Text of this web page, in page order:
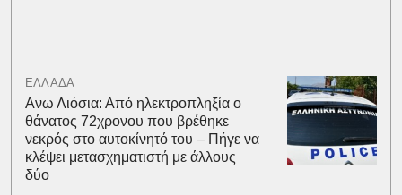
ΕΛΛΑΔΑ
Ανω Λιόσια: Από ηλεκτροπληξία ο
θάνατος 72χρονου που βρέθηκε
νεκρός στο αυτοκίνητό του – Πήγε να
κλέψει μετασχηματιστή με άλλους
δύο